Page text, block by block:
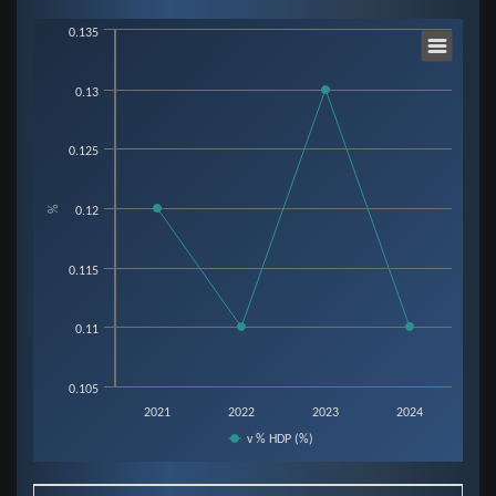
Chart
The chart has 1 X axis displaying categories.
The chart has 1 Y axis displaying %. Data ranges from 0.11 to 0.13.
%
v % HDP (%)
2021 2022 2023 2024
0.105
0.11
0.115
0.12
0.125
0.13
0.135